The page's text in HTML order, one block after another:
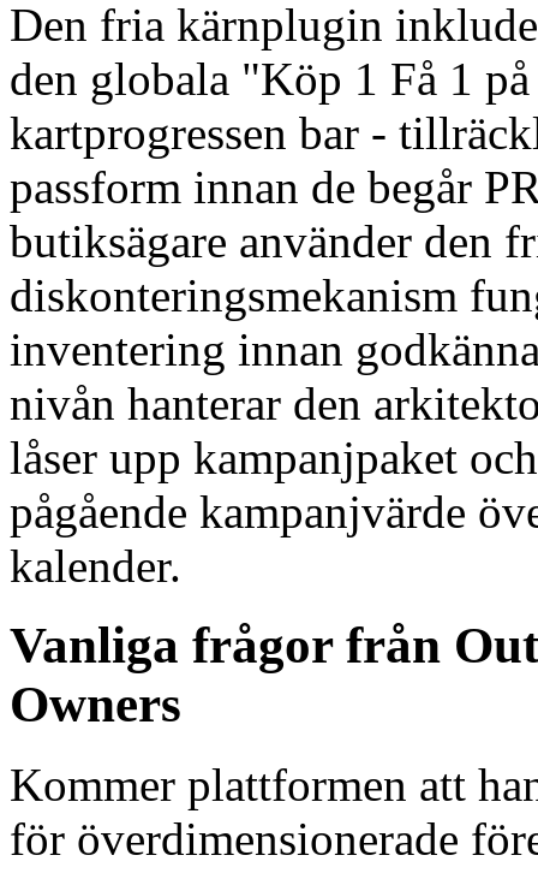
Den fria kärnplugin
den globala "Köp 1 Få 1
kartprogressen bar -
passform innan de begår
butiksägare använder den
diskonteringsmekanism
inventering innan
nivån hanterar den
låser upp kampanjpaket
pågående kampanjvärde
kalender.
Vanliga frågor från
Owners
Kommer plattformen att
för överdimensionerade